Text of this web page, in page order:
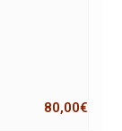
80,00€